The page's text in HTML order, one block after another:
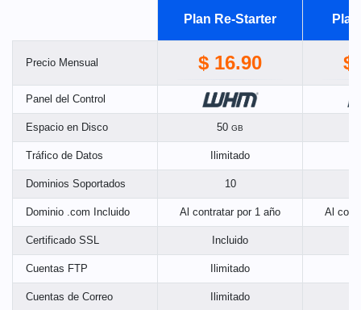
Plan Re-Starter
Precio Mensual $ 16.90 $
Panel del Control
Espacio en Disco 50 GB
Tráfico de Datos Ilimitado
Dominios Soportados 10
Dominio .com Incluido Al contratar por 1 año Al
Certificado SSL Incluido
Cuentas FTP Ilimitado
Cuentas de Correo Ilimitado